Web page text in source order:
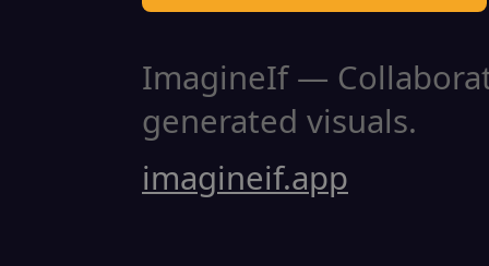
ImagineIf —
generated visuals.
imagineif.app